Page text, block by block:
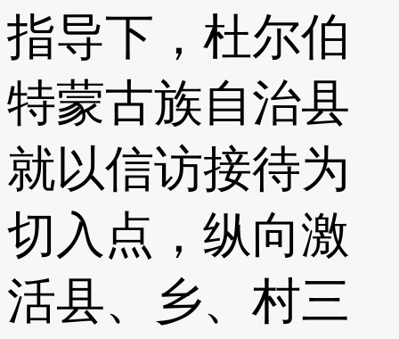
指导下，杜尔伯
特蒙古族自治县
就以信访接待为
切入点，纵向激
活县、乡、村三